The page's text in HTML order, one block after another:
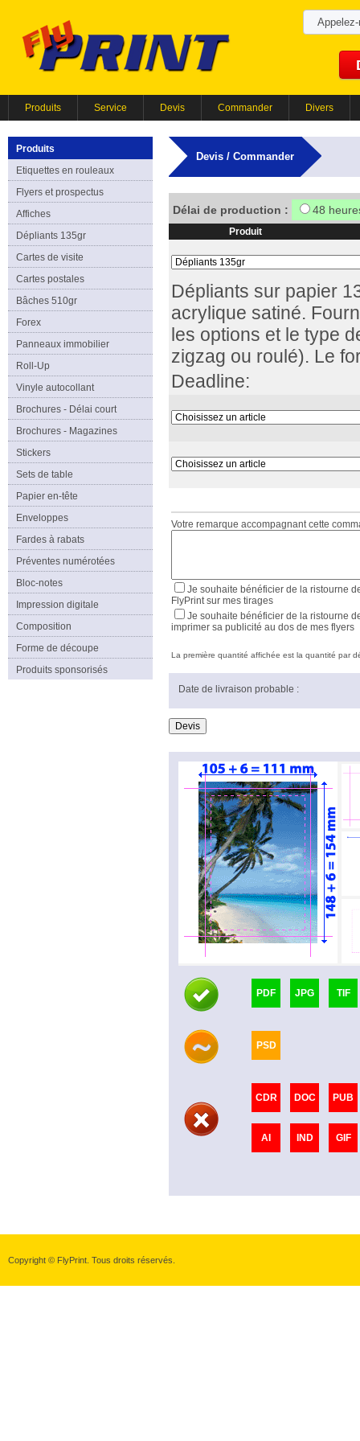
Produits Service Devis Commander Divers
Produits
Etiquettes en rouleaux
Flyers et prospectus
Affiches
Dépliants 135gr
Cartes de visite
Cartes postales
Bâches 510gr
Forex
Panneaux immobilier
Roll-Up
Vinyle autocollant
Brochures - Délai court
Brochures - Magazines
Stickers
Sets de table
Papier en-tête
Enveloppes
Fardes à rabats
Préventes numérotées
Bloc-notes
Impression digitale
Composition
Forme de découpe
Produits sponsorisés
Devis / Commander
Délai de production : 48
Produit
Dépliants sur papier
acrylique satiné.
les options et le type
zigzag ou roulé). Le
Deadline:
Votre remarque accompagnant cette
Je souhaite bénéficier de la ristourne
FlyPrint sur mes tirages
Je souhaite bénéficier de la ristourne
imprimer sa publicité au dos de mes flyers
La première quantité affichée est la quantité par
Date de livraison probable :
PDF JPG TIF
PSD
CDR DOC PUB
AI IND GIF
Copyright © FlyPrint. Tous droits réservés.